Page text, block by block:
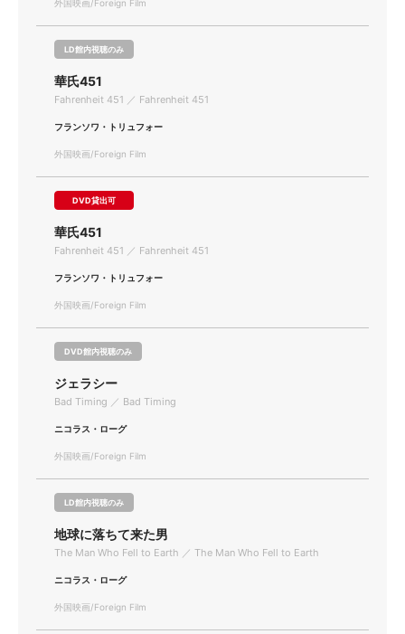
外国映画/Foreign Film
LD館内視聴のみ
華氏451
Fahrenheit 451 ／ Fahrenheit 451
フランソワ・トリュフォー
外国映画/Foreign Film
DVD貸出可
華氏451
Fahrenheit 451 ／ Fahrenheit 451
フランソワ・トリュフォー
外国映画/Foreign Film
DVD館内視聴のみ
ジェラシー
Bad Timing ／ Bad Timing
ニコラス・ローグ
外国映画/Foreign Film
LD館内視聴のみ
地球に落ちて来た男
The Man Who Fell to Earth ／ The Man Who Fell to Earth
ニコラス・ローグ
外国映画/Foreign Film